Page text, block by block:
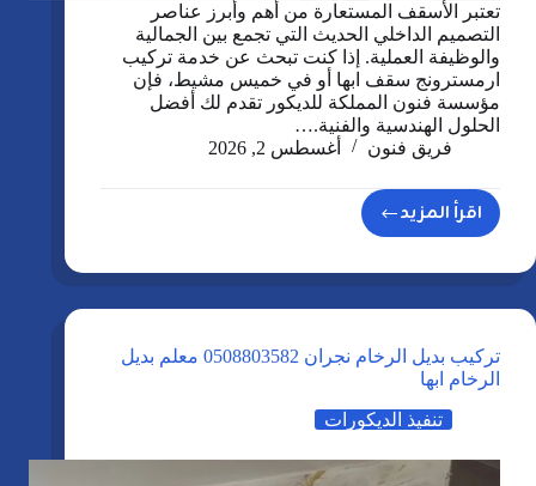
تعتبر الأسقف المستعارة من أهم وأبرز عناصر
التصميم الداخلي الحديث التي تجمع بين الجمالية
والوظيفة العملية. إذا كنت تبحث عن خدمة تركيب
ارمسترونج سقف ابها أو في خميس مشيط، فإن
مؤسسة فنون المملكة للديكور تقدم لك أفضل
الحلول الهندسية والفنية.…
فريق فنون
أغسطس 2, 2026
اقرأ المزيد
تركيب
ابها
0508803582
–
بلاطات
اسقف
ارمسترونج
تركيب بديل الرخام نجران 0508803582 معلم بديل
الرخام ابها
تنفيذ الديكورات